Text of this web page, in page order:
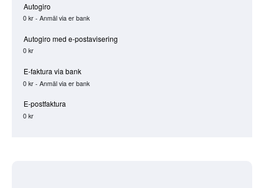
Autogiro
0 kr - Anmäl via er bank
Autogiro med e-postavisering
0 kr
E-faktura via bank
0 kr - Anmäl via er bank
E-postfaktura
0 kr